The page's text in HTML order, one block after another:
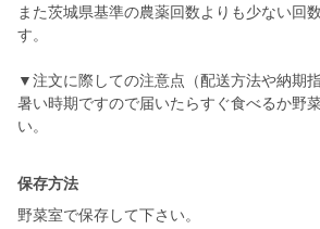
また茨城県基準の農薬回数よりも少ない回
す。
▼注文に際しての注意点（配送方法や納期指
暑い時期ですので届いたらすぐ食べるか野
い。
保存方法
野菜室で保存して下さい。